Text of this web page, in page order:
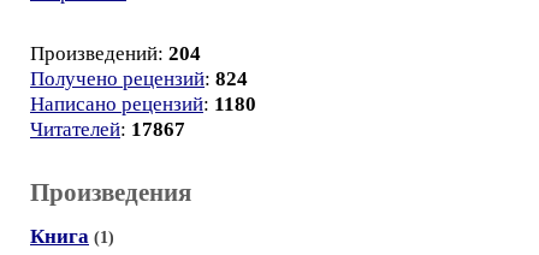
Произведений: 204
Получено рецензий: 824
Написано рецензий: 1180
Читателей: 17867
Произведения
Книга (1)